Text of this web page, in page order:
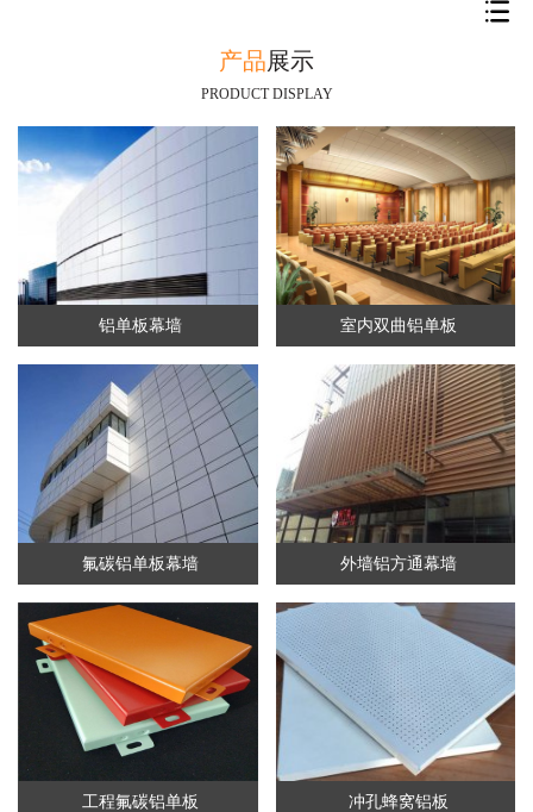
产品展示
PRODUCT DISPLAY
铝单板幕墙 室内双曲铝单板
氟碳铝单板幕墙 外墙铝方通幕墙
工程氟碳铝单板 冲孔蜂窝铝板